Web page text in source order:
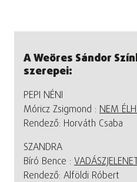
A Weöres Sándor
szerepei:
PEPI NÉNI
Móricz Zsigmond : NEM
Rendező: Horváth Csaba
SZANDRA
Bíró Bence :
Rendező: Alföldi Róbert